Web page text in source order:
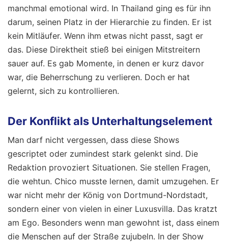
manchmal emotional wird. In Thailand ging es für ihn
darum, seinen Platz in der Hierarchie zu finden. Er ist
kein Mitläufer. Wenn ihm etwas nicht passt, sagt er
das. Diese Direktheit stieß bei einigen Mitstreitern
sauer auf. Es gab Momente, in denen er kurz davor
war, die Beherrschung zu verlieren. Doch er hat
gelernt, sich zu kontrollieren.
Der Konflikt als Unterhaltungselement
Man darf nicht vergessen, dass diese Shows
gescriptet oder zumindest stark gelenkt sind. Die
Redaktion provoziert Situationen. Sie stellen Fragen,
die wehtun. Chico musste lernen, damit umzugehen. Er
war nicht mehr der König von Dortmund-Nordstadt,
sondern einer von vielen in einer Luxusvilla. Das kratzt
am Ego. Besonders wenn man gewohnt ist, dass einem
die Menschen auf der Straße zujubeln. In der Show